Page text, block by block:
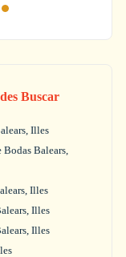
Buscar
Illes
Bodas Balears,
Illes
Illes
Illes